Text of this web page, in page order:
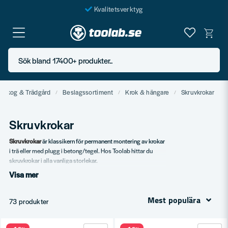
Kvalitetsverktyg
Fraktfritt över 999 SEK*
En järnhandel för alla
Butik i Göteborg
Sök bland 17400+ produkter..
Skog & Trädgård Beslagssortiment Krok & hängare Skruvkrokar
Skruvkrokar
Skruvkrokarär klassikern för permanent montering av krokar
i trä eller med plugg i betong/tegel. Hos Toolab hittar du
skruvkrokar i alla vanliga storlekar.
Vårt sortiment
Med rakt eller rundat fäste.
Visa mer
73 produkter Mest populära